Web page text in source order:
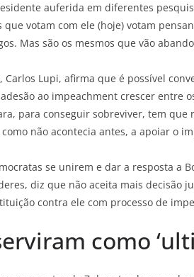
auferida em diferentes
que votam com ele (hoje) votam
Mas são os mesmos que vão
Carlos Lupi, afirma que é possível
ao impeachment crescer entre
para conseguir sobreviver, tem
não acontecia antes, a apoiar o
se unirem e dar a resposta a
diz que não aceita mais decisão
contra ele com processo de
como